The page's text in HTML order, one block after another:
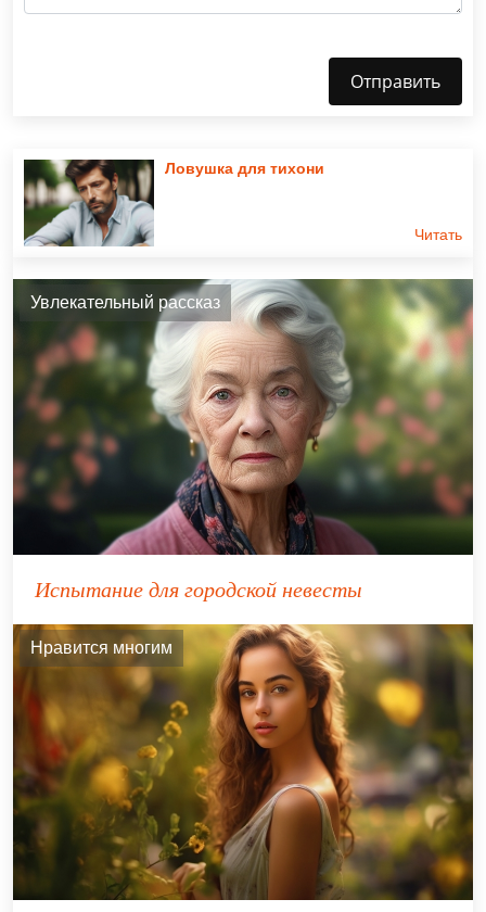
Отправить
Ловушка для тихони
Читать
Увлекательный рассказ
Испытание для городской невесты
Нравится многим